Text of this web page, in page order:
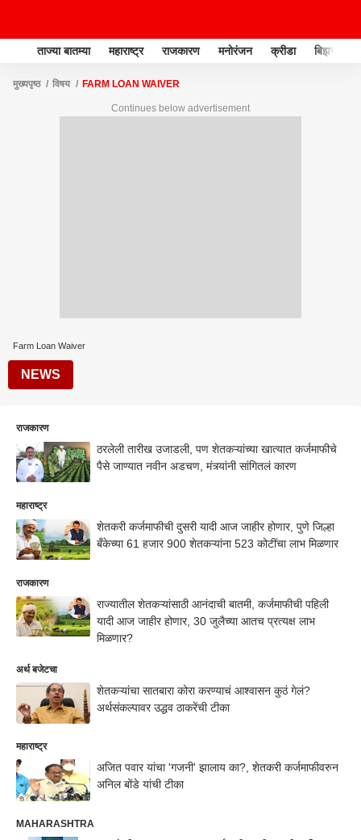
ताज्या बातम्या महाराष्ट्र राजकारण मनोरंजन क्रीडा बिझनेस
मुख्यपृष्ठ विषय FARM LOAN WAIVER
Continues below advertisement
Farm Loan Waiver
NEWS
राजकारण
ठरलेली तारीख उजाडली, पण शेतकऱ्यांच्या खात्यात कर्जमाफीचे
पैसे जाण्यात नवीन अडचण, मंत्र्यांनी सांगितलं कारण
महाराष्ट्र
शेतकरी कर्जमाफीची दुसरी यादी आज जाहीर होणार, पुणे जिल्हा
बँकेच्या 61 हजार 900 शेतकऱ्यांना 523 कोटींचा लाभ मिळणार
राजकारण
राज्यातील शेतकऱ्यांसाठी आनंदाची बातमी, कर्जमाफीची पहिली
यादी आज जाहीर होणार, 30 जुलैच्या आतच प्रत्यक्ष लाभ
मिळणार?
अर्थ बजेटचा
शेतकऱ्यांचा सातबारा कोरा करण्याचं आश्वासन कुठं गेलं?
अर्थसंकल्पावर उद्धव ठाकरेंची टीका
महाराष्ट्र
अजित पवार यांचा 'गजनी' झालाय का?, शेतकरी कर्जमाफीवरुन
अनिल बोंडे यांची टीका
MAHARASHTRA